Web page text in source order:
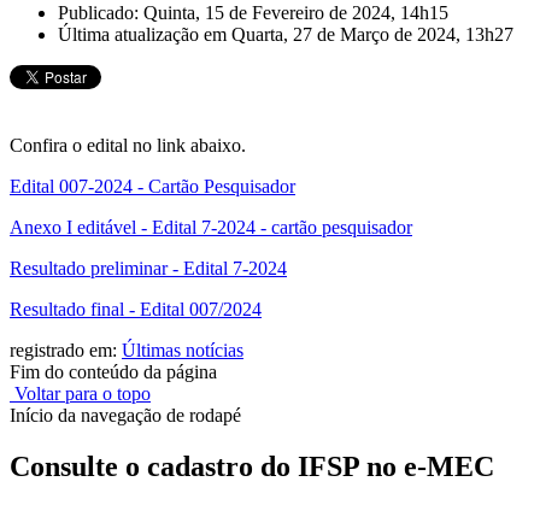
Publicado: Quinta, 15 de Fevereiro de 2024, 14h15
Última atualização em Quarta, 27 de Março de 2024, 13h27
Confira o edital no link abaixo.
Edital 007-2024 - Cartão Pesquisador
Anexo I editável - Edital 7-2024 - cartão pesquisador
Resultado preliminar - Edital 7-2024
Resultado final - Edital 007/2024
registrado em: Últimas notícias
Fim do conteúdo da página
Voltar para o topo
Início da navegação de rodapé
Consulte o cadastro do IFSP no e-MEC